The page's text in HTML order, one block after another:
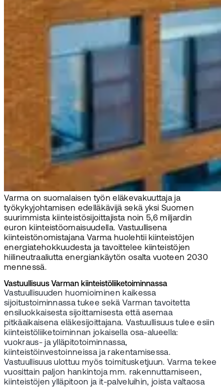
Varma on suomalaisen työn eläkevakuuttaja ja
työkykyjohtamisen edelläkävijä sekä yksi Suomen
suurimmista kiinteistösijoittajista noin 5,6 miljardin
euron kiinteistöomaisuudella. Vastuullisena
kiinteistönomistajana Varma huolehtii kiinteistöjen
energiatehokkuudesta ja tavoittelee kiinteistöjen
hiilineutraaliutta energiankäytön osalta vuoteen 2030
mennessä.
Vastuullisuus Varman kiinteistöliiketoiminnassa
Vastuullisuuden huomioiminen kaikessa
sijoitustoiminnassa tukee sekä Varman tavoitetta
ensiluokkaisesta sijoittamisesta että asemaa
pitkäaikaisena eläkesijoittajana. Vastuullisuus tulee esiin
kiinteistöliiketoiminnan jokaisella osa-alueella:
vuokraus- ja ylläpitotoiminnassa,
kiinteistöinvestoinneissa ja rakentamisessa.
Vastuullisuus ulottuu myös toimitusketjuun. Varma tekee
vuosittain paljon hankintoja mm. rakennuttamiseen,
kiinteistöjen ylläpitoon ja it-palveluihin, joista valtaosa